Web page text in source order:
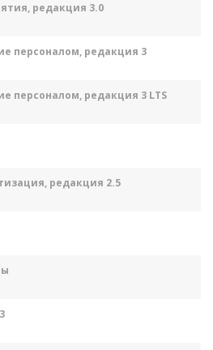
редакция 3.0
персоналом, редакция 3
персоналом, редакция 3 LTS
редакция 2.5